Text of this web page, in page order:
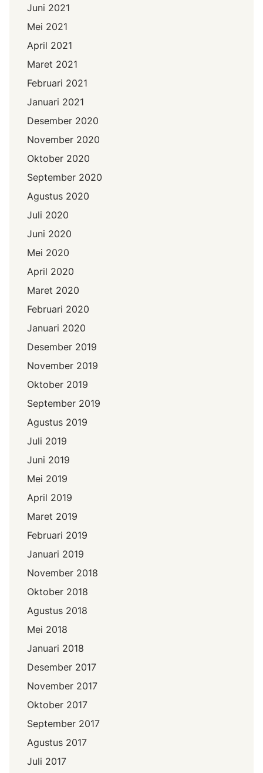
Juni 2021
Mei 2021
April 2021
Maret 2021
Februari 2021
Januari 2021
Desember 2020
November 2020
Oktober 2020
September 2020
Agustus 2020
Juli 2020
Juni 2020
Mei 2020
April 2020
Maret 2020
Februari 2020
Januari 2020
Desember 2019
November 2019
Oktober 2019
September 2019
Agustus 2019
Juli 2019
Juni 2019
Mei 2019
April 2019
Maret 2019
Februari 2019
Januari 2019
November 2018
Oktober 2018
Agustus 2018
Mei 2018
Januari 2018
Desember 2017
November 2017
Oktober 2017
September 2017
Agustus 2017
Juli 2017